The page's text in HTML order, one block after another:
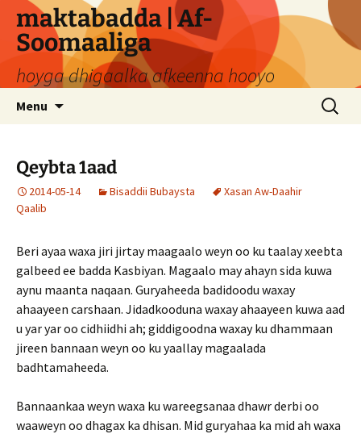
Skip
content
maktabadda | Af-
Soomaaliga
hoyga dhigaalka afkeenna hooyo
Menu
Search
for:
Qeybta 1aad
2014-05-14 Bisaddii Bubaysta
Xasan Aw-Daahir
Qaalib
Beri ayaa waxa jiri jirtay maagaalo weyn oo ku taalay xeebta
galbeed ee badda Kasbiyan. Magaalo may ahayn sida kuwa
aynu maanta naqaan. Guryaheeda badidoodu waxay
ahaayeen carshaan. Jidadkooduna waxay ahaayeen kuwa aad
u yar yar oo cidhiidhi ah; giddigoodna waxay ku dhammaan
jireen bannaan weyn oo ku yaallay magaalada
badhtamaheeda.
Bannaankaa weyn waxa ku wareegsanaa dhawr derbi oo
waaweyn oo dhagax ka dhisan. Mid guryahaa ka mid ah waxa